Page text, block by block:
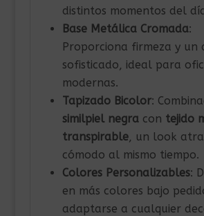
distintos momentos del
Base Metálica Cromada:
Proporciona firmeza y un
sofisticado, ideal para
modernas.
Tapizado Bicolor:
similpiel negracon tejido
transpirable, un look
cómodo al mismo tiempo.
Colores Personalizables:
en más colores bajo
adaptarse a cualquier